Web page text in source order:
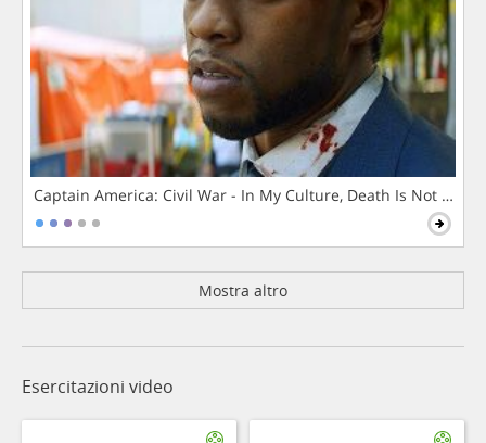
Captain America: Civil War - In My Culture, Death Is Not The
Mostra altro
Esercitazioni video